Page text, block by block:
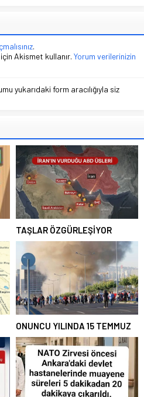
.
Akismet kullanır. Yorum verilerinizin
yukarıdaki form aracılığıyla siz
TAŞLAR ÖZGÜRLEŞİYOR
ONUNCU YILINDA 15 TEMMUZ